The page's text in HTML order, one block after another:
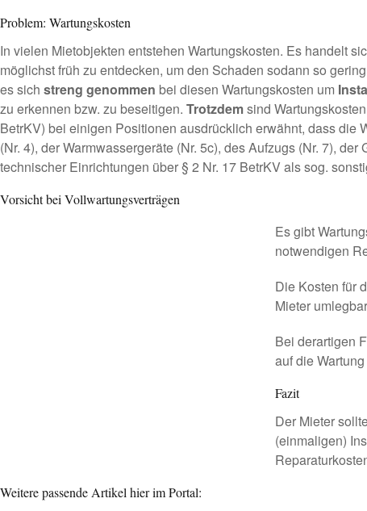
Problem: Wartungskosten
In vielen Mietobjekten entstehen Wartungskosten. Es handelt
möglichst früh zu entdecken, um den Schaden sodann so
es sich streng genommen bei diesen Wartungskosten um
zu erkennen bzw. zu beseitigen. Trotzdemsind
BetrKV) bei einigen Positionen ausdrücklich erwähnt, dass die
(Nr. 4), der Warmwassergeräte (Nr. 5c), des Aufzugs (Nr. 7),
technischer Einrichtungen über § 2 Nr. 17 BetrKV als sog.
Vorsicht bei Vollwartungsverträgen
Es gibt
notwendigen
Die Kosten für
Mieter
Bei derartigen
auf die
Fazit
Der Mieter
(einmaligen)
Weitere passende Artikel hier im Portal: